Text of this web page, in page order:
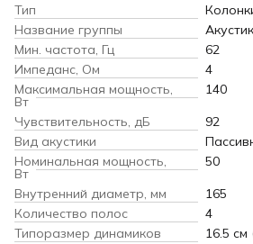
Тип
Название группы
Акустик
Мин. частота, Гц
62
Импеданс, Ом
4
Максимальная мощность,
Вт
140
Чувствительность, дБ
92
Вид акустики
Номинальная мощность,
Вт
50
Внутренний диаметр, мм
165
Количество полос
4
Типоразмер динамиков
16.5 см